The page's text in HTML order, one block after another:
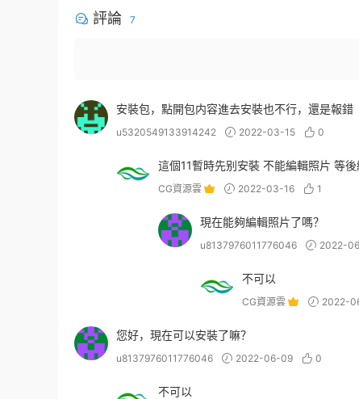
評論 7
安裝包，點開包内容進去安裝也不行，還是報錯
u5320549133914242 2022-03-15 0
這個11暫時先别安裝 不能編輯照片 等
CG資源雲 2022-03-16 1
現在能夠編輯照片了嗎？
u8137976011776046 2022-
不可以
CG資源雲 2022-
您好，現在可以安裝了嘛？
u8137976011776046 2022-06-09 0
不可以